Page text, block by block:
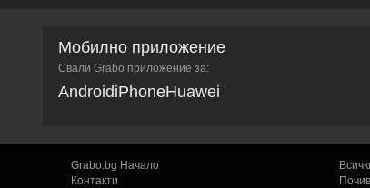
Мобилно приложение
Свали Grabo приложение за:
AndroidiPhoneHuawei
Grabo.bg Начало
Контакти